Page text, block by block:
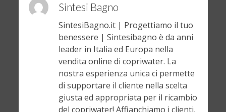
Sintesi Bagno
SintesiBagno.it | Progettiamo il tuo
benessere | Sintesibagno è da anni
leader in Italia ed Europa nella
vendita online di copriwater. La
nostra esperienza unica ci permette
di supportare il cliente nella scelta
giusta ed appropriata per il ricambio
del copriwater! Affianchiamo i clienti,